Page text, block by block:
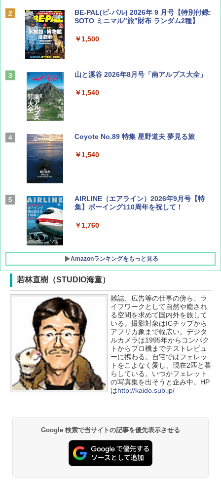
BE-PAL(ビ-パル) 2026年 9 月号【特別付録:
SOTO ミニマル"旅"財布 ランダム2種】
￥1,500
山と溪谷 2026年8月号「南アルプス大全」
￥1,540
Coyote No.89 特集 星野道夫 夢見る旅
￥1,540
AIRLINE（エアライン）2026年9月号【特
集】ボーイング110周年を祝して！
￥1,760
Amazonランキングをもっと見る
僕が見た未来【完全版】
￥0
D40 地球の歩き方 チェンマイ タイ北部の魅
力的な町 2026～2027 地球の歩き方D アジア
￥2,079
球の歩き方A ヨーロッパ
￥2,479
[キャンパーズコレクション 山善] ポップアッ
プテント 傘みたいに広げて畳める パッとサ
ッとサンシェード キューブ フルクローズ メ
ッシュ 簡単設置 ワンタッチテント キャンプ
&ハイキング カーキ PATC-150(KH)
￥6,831
PYKES PEAK (パイクスピーク) 着替えテン
ト プライバシー テント 【中が透けない】 1
人用 折りたたみ 防災グッズ 災害用トイレ ビ
￥4,980
ENDLESS BASE 《めざましテレビで紹介》
テント ワンタッチ RENEW 幅200 2-3人用 43
DEWEL パラソル 大型 ビーチ アウトドアパ
ラソル ガーデン サイトシート付 折りたたみ
防水 UVカット 4段階高さ調整 軽量 収納袋付
き
￥6,459
GRANDOOR ステンレス保冷剤 2個セット 2
026リニューアル 急速冷凍 空間倍増 衛生的
コンパクト 保冷力長持ち
熊撃退スプレー 熊よけスプレー 熊スプレー
【日本企業販売】超強力クマ対策スプレー 30
0ml（連続噴射30秒）110ml（連続噴射15
秒）射程5～10m 安全ロック搭載 携帯収納袋
付き ヒグマ・イノシシ対策 自治体・教育機
関の購入実績 登山・キャンプ・アウトドア・
若林直樹（STUDIO海童）
雑誌、広告等の仕事の傍ら、ラ
イフワークとして自然や癒され
る空間を求めて国内外を旅して
いる。撮影対象はICチップから
アフリカ象まで幅広い。デジタ
ルカメラは1995年からコンパク
トからプロ機までテストレビュ
ーに携わる。自宅ではフェレッ
トをこよなく愛し、現在2匹と暮
らしている。いつかフェレット
の写真集を出そうと企み中。HP
はhttp://kaido.sub.jp/
Google 検索で当サイトの記事を優先表示させる